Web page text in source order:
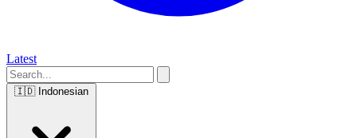
Latest
🇮🇩 Indonesian